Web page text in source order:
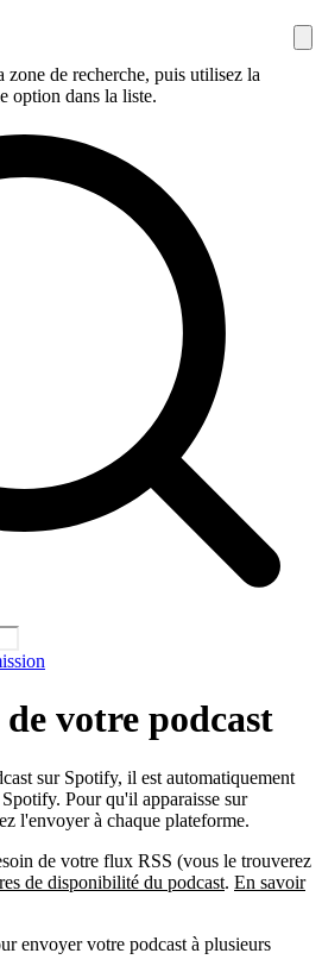
zone de recherche, puis utilisez la
option dans la liste.
votre podcast
sur Spotify, il est automatiquement
Pour qu'il apparaisse sur
l'envoyer à chaque plateforme.
de votre flux RSS (vous le trouverez
de disponibilité du podcast. En savoir
envoyer votre podcast à plusieurs